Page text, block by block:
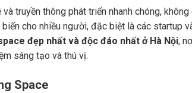
truyền thông phát triển nhanh chóng,
cho nhiều người, đặc biệt là các startup
đẹp nhất và độc đáo nhất ở Hà Nội,
sáng tạo và thú vị.
Space